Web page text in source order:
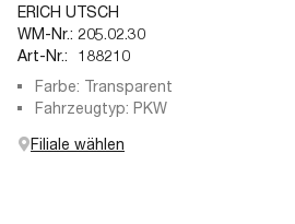
ERICH UTSCH
WM-Nr.: 205.02.30
Art-Nr.:
188210
Farbe: Transparent
Fahrzeugtyp: PKW
Filiale wählen